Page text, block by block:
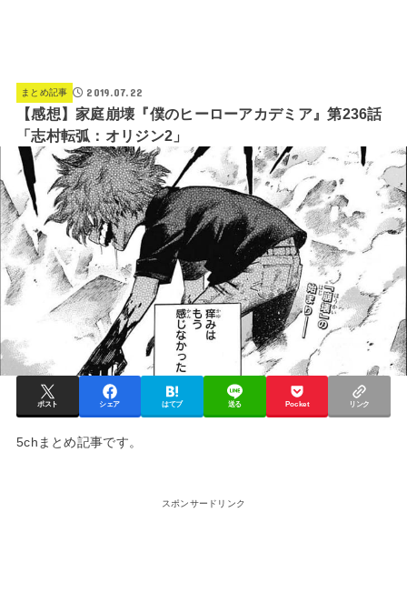
まとめ記事 2019.07.22
【感想】家庭崩壊『僕のヒーローアカデミア』第236話
「志村転弧：オリジン2」
ポスト シェア はてブ 送る Pocket リンク
5chまとめ記事です。
スポンサードリンク